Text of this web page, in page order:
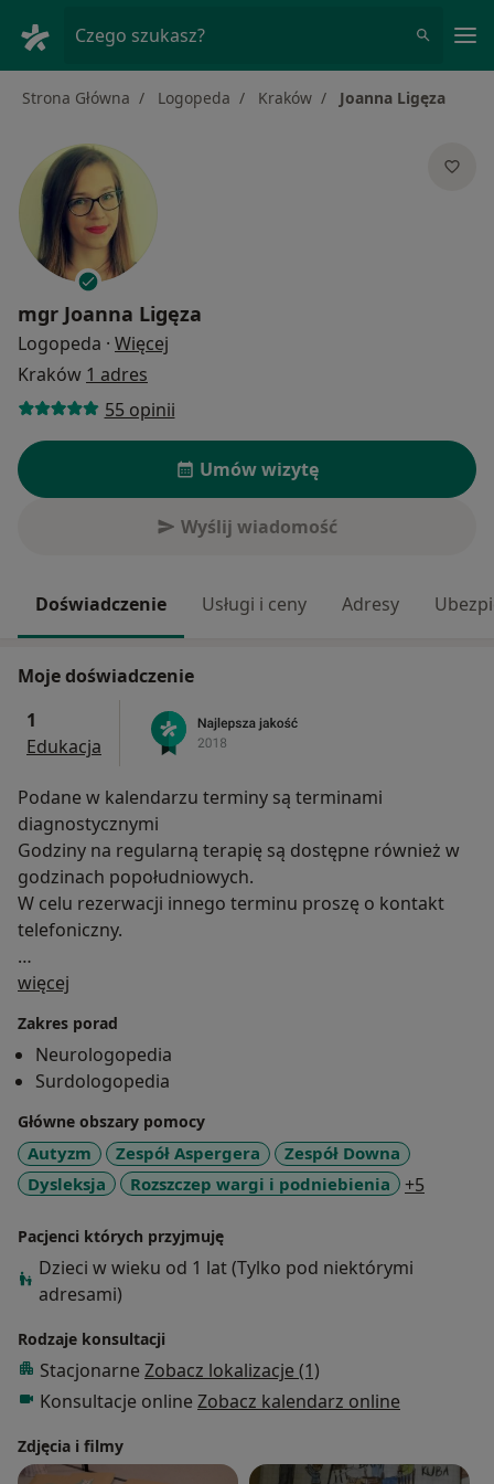
Czego szukasz?
Strona Główna Logopeda Kraków Joanna Ligęza
mgr Joanna Ligęza
Logopeda · Więcej
Kraków 1 adres
55 opinii
Umów wizytę
Wyślij wiadomość
Doświadczenie Usługi i ceny Adresy
Moje doświadczenie
1
Edukacja
Podane w kalendarzu terminy są terminami
diagnostycznymi
Godziny na regularną terapię są dostępne również w
godzinach popołudniowych.
W celu rezerwacji innego terminu proszę o kontakt
telefoniczny.
Jestem logopedą, terapeutą miofunkcjonalnym,
Pedagogicznego w Krakowie.
Pracuję z dziećmi autystycznymi, z zespołem
Aspergera, dyslektycznymi, z zespołem Downa, z
afazją, z alalią, z opóźnionym i niezakończonym
rozwojem mowy, z wadami wymowy, z wadami słuchu,
z niepełnosprawnością intelektualną oraz z dziecięcym
porażeniem mózgowym.
dorosłymi z wadami wymowy, z afazją (udary, urazy
mózgu).
Prowadzę również zajęcia mające na celu
przygotowanie dziecka do nauki szkolnej (nauka
czytania, ćwiczenia ogólnorozwojowe, dziecięca
matematyka).
- Symultaniczno - Sekwencyjną Naukę Czytania® (J.
więcej
Zakres porad
Neurologopedia
Surdologopedia
Główne obszary pomocy
Autyzm Zespół Aspergera
Zespół Downa
Dysleksja
Rozszczep wargi i podniebienia +5
Pacjenci których przyjmuję
Dzieci w wieku od 1 lat (Tylko pod niektórymi
adresami)
Rodzaje konsultacji
Stacjonarne Zobacz lokalizacje (1)
Konsultacje online Zobacz kalendarz online
Zdjęcia i filmy